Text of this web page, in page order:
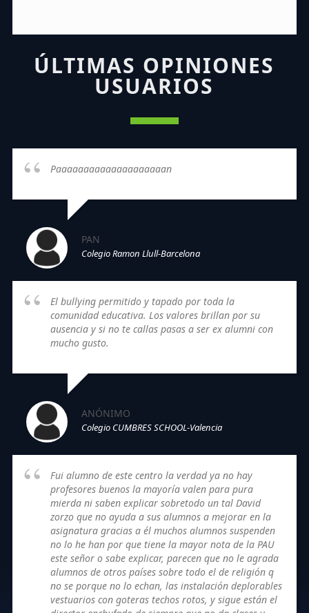
ÚLTIMAS OPINIONES
USUARIOS
Paaaaaaaaaaaaaaaaaaaan
PAN
Colegio Ramon Llull-Barcelona
El bullying permitido y tapado por toda la
comunidad educativa. Los valores brillan por su
ausencia y si no te callas pasas a ser ex alumni con
mucho gusto.
ANÓNIMO
Colegio CUMBRES SCHOOL-Valencia
Fui alumno de este centro la verdad ya no hay
profesores buenos la mayoría valen para pura
mierda ni saben explicar sobretodo un tal David
zorzo que no ayuda a sus alumnos a mejorar en la
asignatura gracias a él muchos alumnos suspenden
no lo he han por que tiene la mayor nota de la PAU
este señor o sabe explicar, parecen que no le agrada
alumnos de otros países sobre todo el de religión q
no se porque no lo echan, las instalación deplorables
vestuarios con goteras techos rotos, y sigue están el